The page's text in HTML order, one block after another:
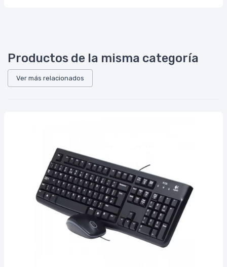
Productos de la misma categoría
Ver más relacionados